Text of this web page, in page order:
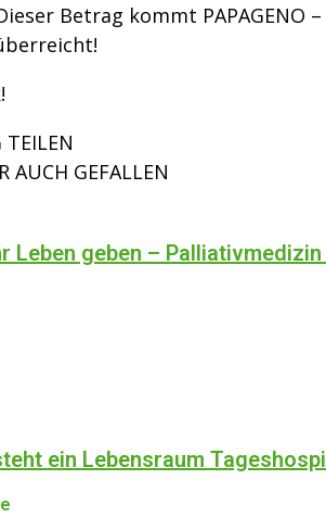
Betrag kommt
TEILEN
AUCH GEFALLEN
Leben geben –
ein Lebensraum